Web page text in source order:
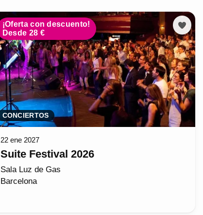
¡Oferta con descuento!
Desde 28 €
CONCIERTOS
22 ene 2027
Suite Festival 2026
Sala Luz de Gas
Barcelona